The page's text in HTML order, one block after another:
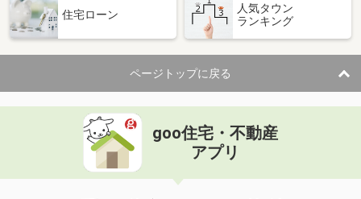
住宅ローン
人気タウン
ランキング
ページトップに戻る
goo住宅・不動産
アプリ